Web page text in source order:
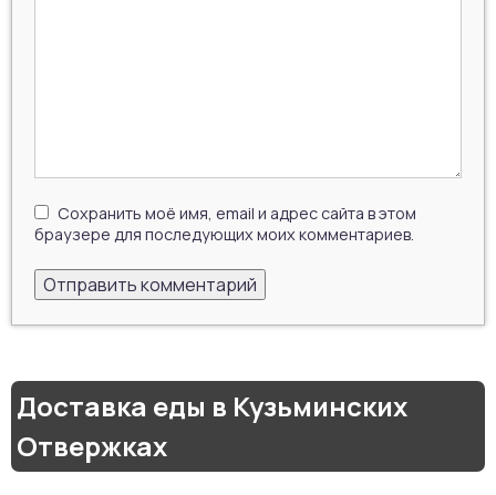
Сохранить моё имя, email и адрес сайта в этом
браузере для последующих моих комментариев.
Доставка еды в Кузьминских
Отвержках